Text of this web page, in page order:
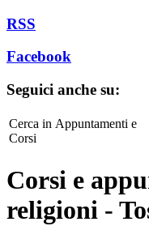
RSS
Facebook
Seguici anche su:
Cerca in Appuntamenti e
Corsi
Corsi e
religioni -